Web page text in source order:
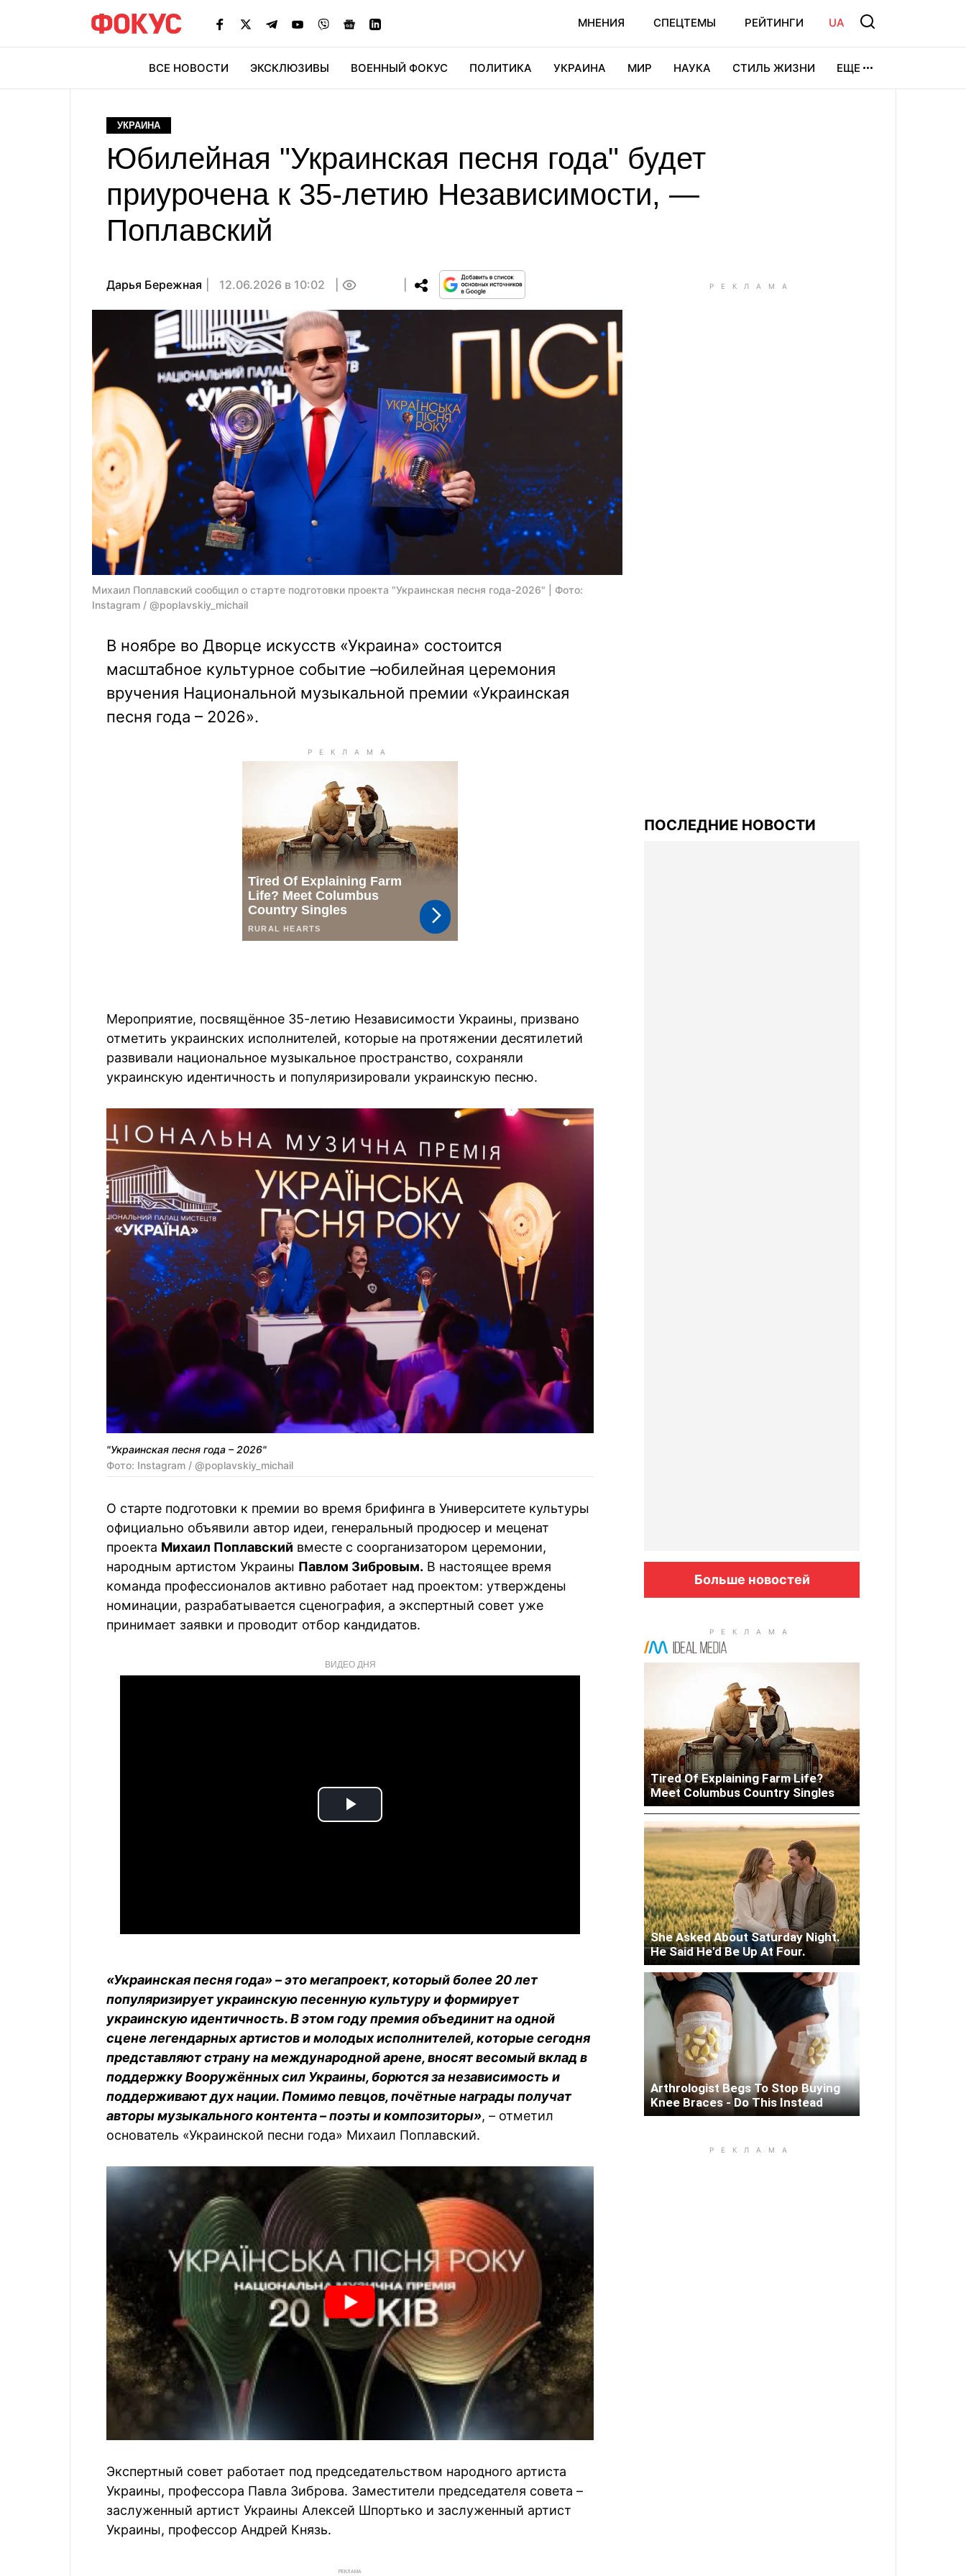
МНЕНИЯ СПЕЦТЕМЫ РЕЙТИНГИ UA
ВСЕ НОВОСТИ ЭКСКЛЮЗИВЫ ВОЕННЫЙ ФОКУС ПОЛИТИКА УКРАИНА МИР НАУКА СТИЛЬ ЖИЗНИ ЕЩЕ
УКРАИНА
Юбилейная "Украинская песня года" будет
приурочена к 35-летию Независимости, —
Поплавский
Дарья Бережная 12.06.2026 в 10:02
Михаил Поплавский сообщил о старте подготовки проекта "Украинская песня года-2026" | Фото:
Instagram / @poplavskiy_michail
В ноябре во Дворце искусств «Украина» состоится
масштабное культурное событие –юбилейная церемония
вручения Национальной музыкальной премии «Украинская
песня года – 2026».
Мероприятие, посвящённое 35-летию Независимости Украины, призвано
отметить украинских исполнителей, которые на протяжении десятилетий
развивали национальное музыкальное пространство, сохраняли
украинскую идентичность и популяризировали украинскую песню.
"Украинская песня года – 2026"
Фото: Instagram / @poplavskiy_michail
О старте подготовки к премии во время брифинга в Университете культуры
официально объявили автор идеи, генеральный продюсер и меценат
проекта Михаил Поплавский вместе с соорганизатором церемонии,
народным артистом Украины Павлом Зибровым. В настоящее время
команда профессионалов активно работает над проектом: утверждены
номинации, разрабатывается сценография, а экспертный совет уже
принимает заявки и проводит отбор кандидатов.
ВИДЕО ДНЯ
Play
«Украинская песня года» – это мегапроект, который более 20 лет
популяризирует украинскую песенную культуру и формирует
украинскую идентичность. В этом году премия объединит на одной
сцене легендарных артистов и молодых исполнителей, которые сегодня
представляют страну на международной арене, вносят весомый вклад в
поддержку Вооружённых сил Украины, борются за независимость и
поддерживают дух нации. Помимо певцов, почётные награды получат
авторы музыкального контента – поэты и композиторы», – отметил
основатель «Украинской песни года» Михаил Поплавский.
Экспертный совет работает под председательством народного артиста
Украины, профессора Павла Зиброва. Заместители председателя совета –
заслуженный артист Украины Алексей Шпортько и заслуженный артист
Украины, профессор Андрей Князь.
РЕКЛАМА
ПОСЛЕДНИЕ НОВОСТИ
Больше новостей